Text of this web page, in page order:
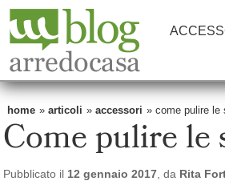
home » articoli » accessori » come pulire le
Come pulire le
Pubblicato il 12 gennaio 2017 , da Rita